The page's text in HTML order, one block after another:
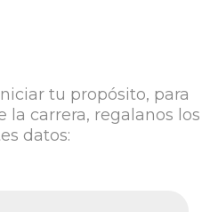
tu propósito, para
carrera, regalanos los
datos: